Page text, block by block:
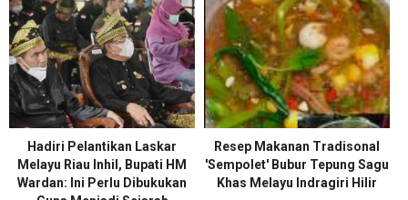
Hadiri Pelantikan Laskar
Melayu Riau Inhil, Bupati HM
Wardan: Ini Perlu Dibukukan
Resep Makanan Tradisonal
'Sempolet' Bubur Tepung Sagu
Khas Melayu Indragiri Hilir